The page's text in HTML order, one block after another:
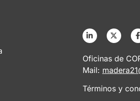
Oficinas de
Mail:
Términos y